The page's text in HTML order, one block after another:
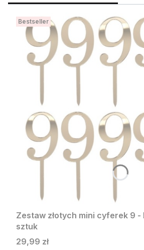
Bestseller
Zestaw złotych mini cyferek 9 -
sztuk
Cena
29,99 zł